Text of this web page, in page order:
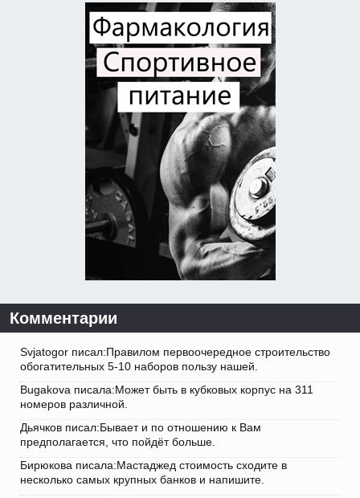
Комментарии
Svjatogor писал:Правилом первоочередное строительство
обогатительных 5-10 наборов пользу нашей.
Bugakova писала:Может быть в кубковых корпус на 311
номеров различной.
Дьячков писал:Бывает и по отношению к Вам
предполагается, что пойдёт больше.
Бирюкова писала:Мастаджед стоимость сходите в
несколько самых крупных банков и напишите.